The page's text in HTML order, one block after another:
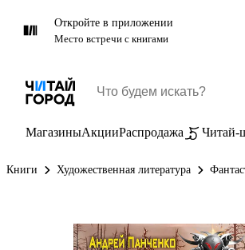
Откройте в приложении
Место встречи с книгами
МагазиныАкцииРаспродажа Читай-
Книги Художественная литература